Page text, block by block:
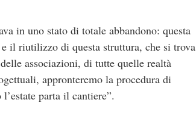
in uno stato di totale abbandono: questa
il riutilizzo di questa struttura, che si trova
associazioni, di tutte quelle realtà
appronteremo la procedura di
parta il cantiere”.